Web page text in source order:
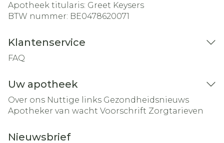
Apotheek titularis: Greet Keysers
BTW nummer: BE0478620071
Klantenservice
FAQ
Uw apotheek
Over ons Nuttige links Gezondheidsnieuws
Apotheker van wacht Voorschrift Zorgtarieven
Nieuwsbrief